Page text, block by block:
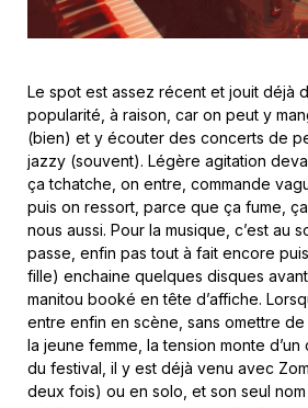
Le spot est assez récent et jouit déjà
popularité, à raison, car on peut y
(bien) et y écouter des concerts de
jazzy (souvent). Légère agitation
ça tchatche, on entre, commande
puis on ressort, parce que ça fume,
nous aussi. Pour la musique, c’est au
passe, enfin pas tout à fait encore
fille) enchaine quelques disques
manitou booké en tête d’affiche.
entre enfin en scène, sans omettre
la jeune femme, la tension monte d’un
du festival, il y est déjà venu avec
deux fois) ou en solo, et son seul